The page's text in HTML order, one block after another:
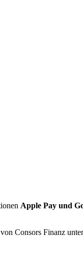
Apple Pay und
Consors Finanz